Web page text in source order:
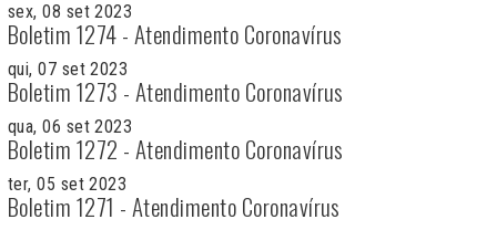
sex, 08 set 2023
Boletim 1274 - Atendimento Coronavírus
qui, 07 set 2023
Boletim 1273 - Atendimento Coronavírus
qua, 06 set 2023
Boletim 1272 - Atendimento Coronavírus
ter, 05 set 2023
Boletim 1271 - Atendimento Coronavírus